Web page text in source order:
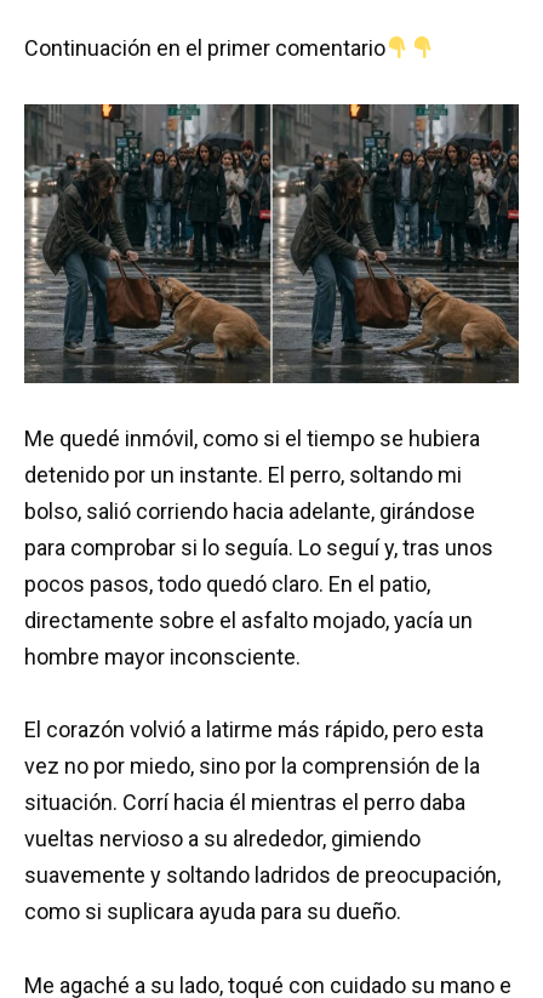
Continuación en el primer comentario
Me quedé inmóvil, como si el tiempo se hubiera
detenido por un instante. El perro, soltando mi
bolso, salió corriendo hacia adelante, girándose
para comprobar si lo seguía. Lo seguí y, tras unos
pocos pasos, todo quedó claro. En el patio,
directamente sobre el asfalto mojado, yacía un
hombre mayor inconsciente.
El corazón volvió a latirme más rápido, pero esta
vez no por miedo, sino por la comprensión de la
situación. Corrí hacia él mientras el perro daba
vueltas nervioso a su alrededor, gimiendo
suavemente y soltando ladridos de preocupación,
como si suplicara ayuda para su dueño.
Me agaché a su lado, toqué con cuidado su mano e